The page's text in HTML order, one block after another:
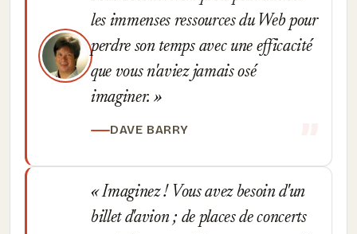
les immenses ressources du Web pour
perdre son temps avec une efficacité
que vous n'aviez jamais osé
imaginer.
DAVE BARRY
Imaginez ! Vous avez besoin d'un
billet d'avion ; de places de concerts